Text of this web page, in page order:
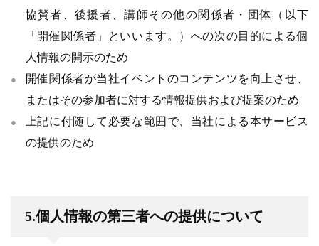
協賛者、後援者、講師その他の関係者・団体（以下
「開催関係者」といいます。）への次の目的による個
人情報の開示のため
開催関係者が当社イベントのコンテンツを向上させ、
またはその参加者に対する情報提供および提案のため
上記に付随して必要な範囲で、当社による本サービス
の提供のため
5.個人情報の第三者への提供について